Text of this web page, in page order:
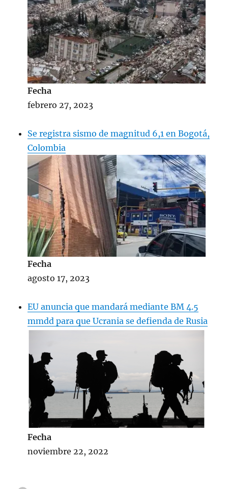
Fecha
febrero 27, 2023
Se registra sismo de magnitud 6,1 en Bogotá,
Colombia
Fecha
agosto 17, 2023
EU anuncia que mandará mediante BM 4.5
mmdd para que Ucrania se defienda de Rusia
Fecha
noviembre 22, 2022